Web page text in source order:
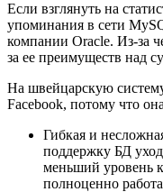
Если взглянуть на
упоминания в сети
компании Oracle. Из-за
за ее преимуществ над
На швейцарскую
Facebook, потому что
Гибкая и
поддержку БД
меньший уровень
полноценно